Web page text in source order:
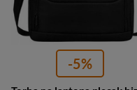
-5%